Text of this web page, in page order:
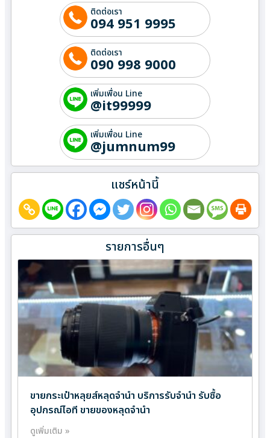
ติดต่อเรา
094 951 9995
ติดต่อเรา
090 998 9000
เพิ่มเพื่อน Line
@it99999
เพิ่มเพื่อน Line
@jumnum99
แชร์หน้านี้
รายการอื่นๆ
ขายกระเป๋าหลุยส์หลุดจำนำ บริการรับจำนำ รับซื้อ
อุปกรณ์ไอที ขายของหลุดจำนำ
ดูเพิ่มเติม »